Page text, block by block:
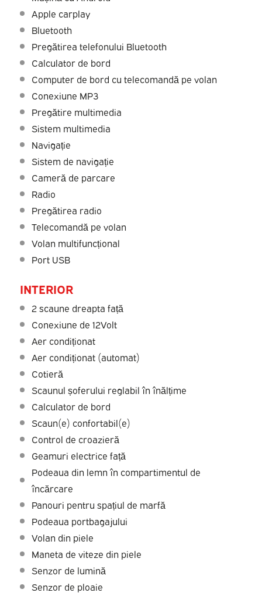
Apple carplay
Bluetooth
Pregătirea telefonului Bluetooth
Calculator de bord
Computer de bord cu telecomandă pe volan
Conexiune MP3
Pregătire multimedia
Sistem multimedia
Navigație
Sistem de navigație
Cameră de parcare
Radio
Pregătirea radio
Telecomandă pe volan
Volan multifuncțional
Port USB
INTERIOR
2 scaune dreapta față
Conexiune de 12Volt
Aer condiționat
Aer condiționat (automat)
Cotieră
Scaunul șoferului reglabil în înălțime
Calculator de bord
Scaun(e) confortabil(e)
Control de croazieră
Geamuri electrice față
Podeaua din lemn în compartimentul de
încărcare
Panouri pentru spațiul de marfă
Podeaua portbagajului
Volan din piele
Maneta de viteze din piele
Senzor de lumină
Senzor de ploaie